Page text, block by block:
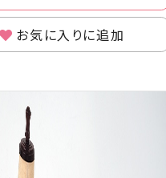
お気に入りに追加